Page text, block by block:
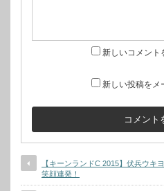
新しいコメント
新しい投稿をメ
【キーンランドC 2015】伏兵ウキ
笑顔連発！